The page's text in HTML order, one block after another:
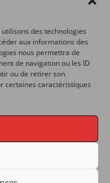
des technologies
aux informations des
nous permettra de
de navigation ou les ID
ou de retirer son
certaines caractéristiques